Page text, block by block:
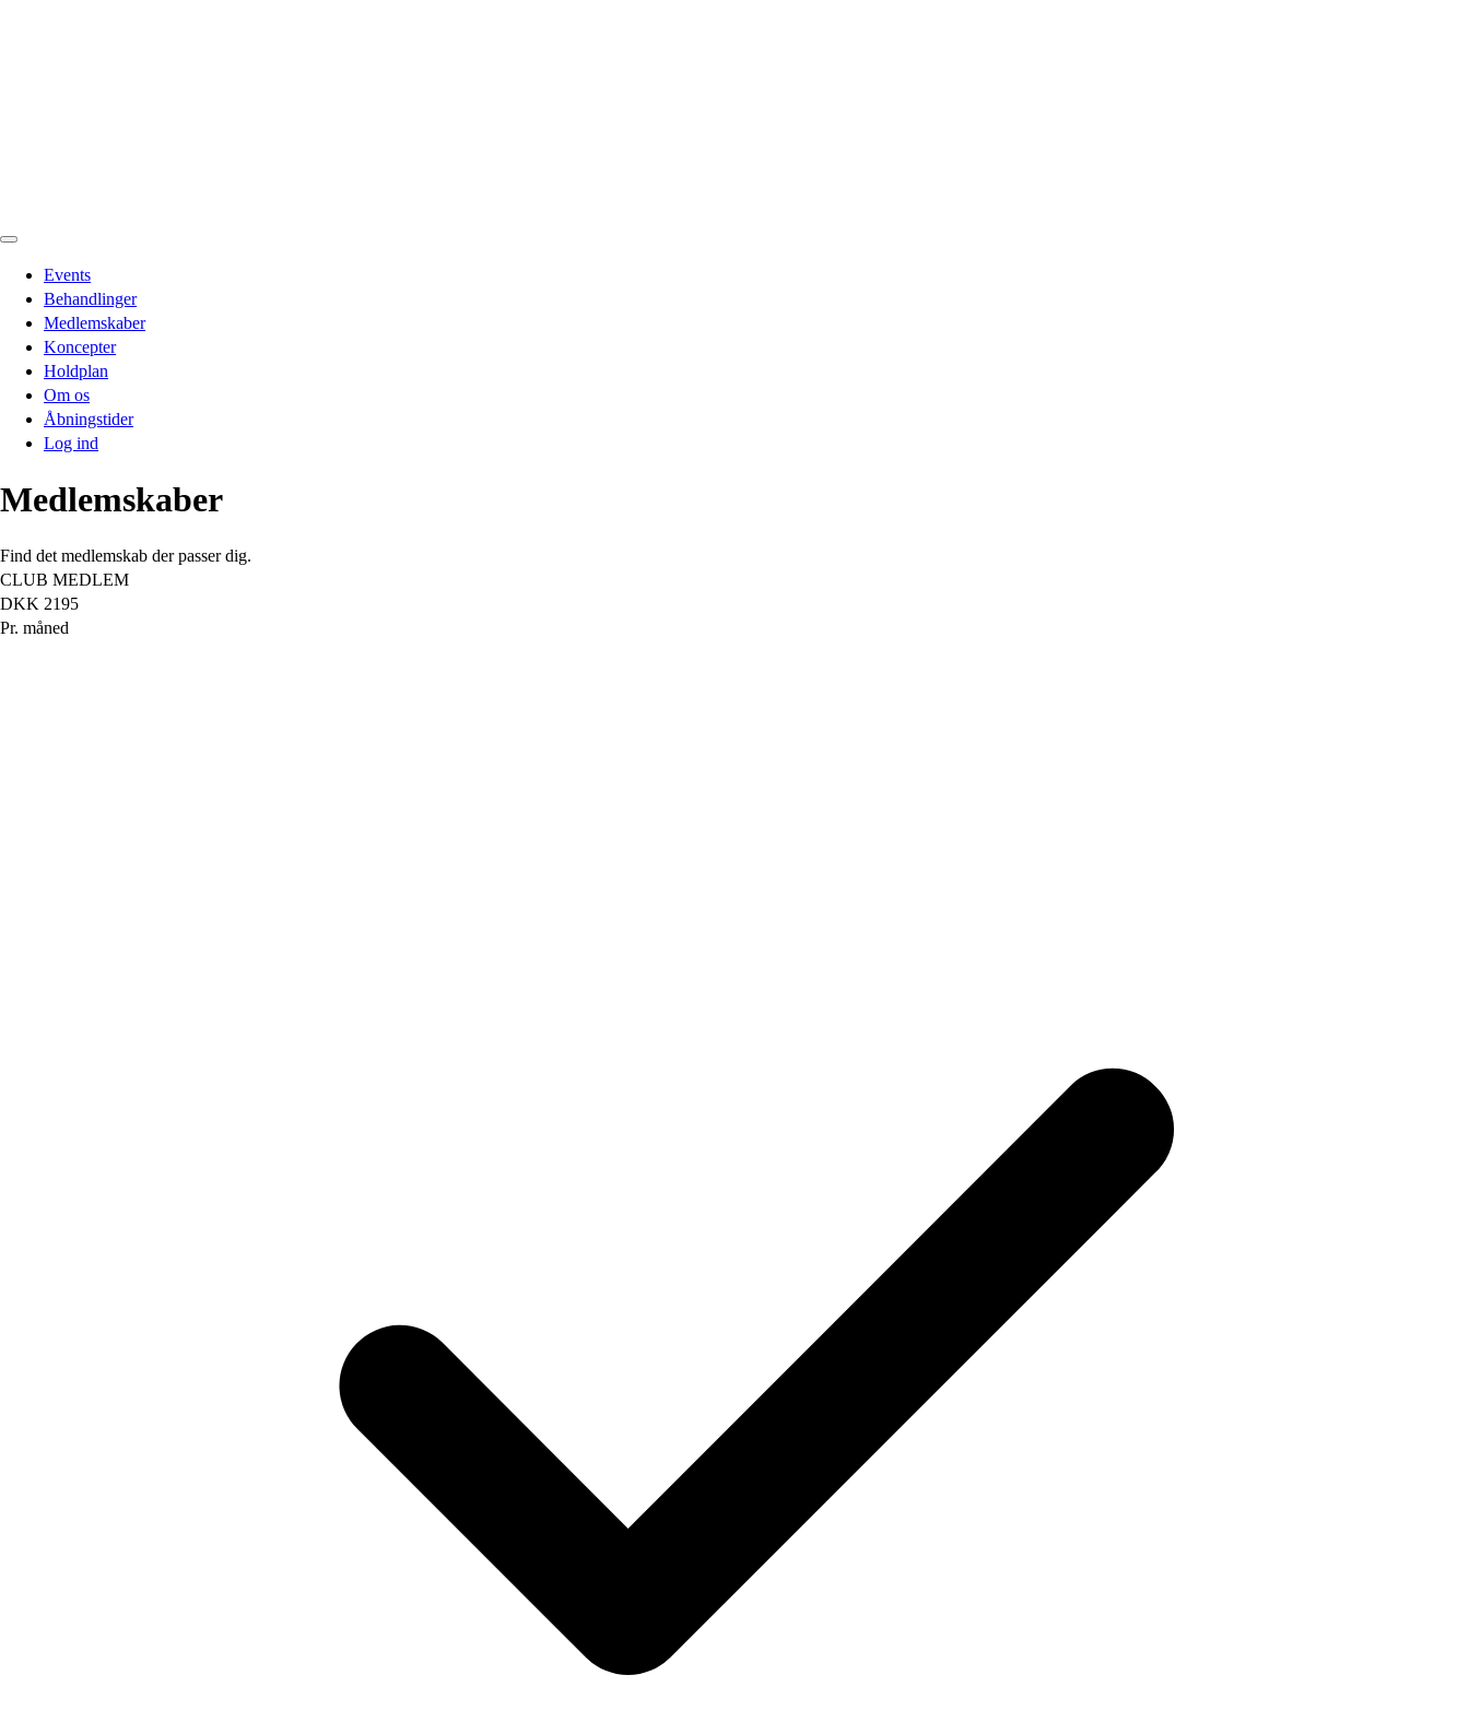
Events
Behandlinger
Medlemskaber
Koncepter
Holdplan
Om os
Åbningstider
Log ind
Medlemskaber
Find det medlemskab der passer dig.
CLUB MEDLEM
DKK 2195
Pr. måned